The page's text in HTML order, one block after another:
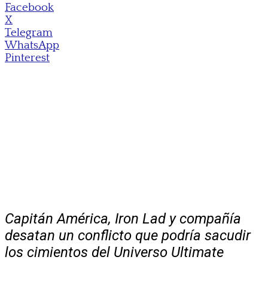
Facebook
X
Telegram
WhatsApp
Pinterest
Capitán América, Iron Lad y compañía
desatan un conflicto que podría sacudir
los cimientos del Universo Ultimate